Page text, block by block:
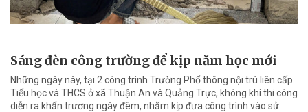
Sáng đèn công trường để kịp năm học mới
Những ngày này, tại 2 công trình Trường Phổ thông nội trú liên cấp
Tiểu học và THCS ở xã Thuận An và Quảng Trực, không khí thi công
diễn ra khẩn trương ngày đêm, nhằm kịp đưa công trình vào sử